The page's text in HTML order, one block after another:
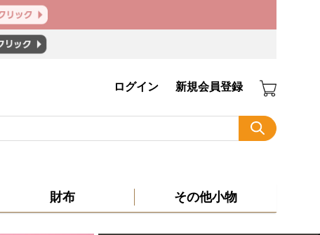
ログイン 新規会員登録
財布 その他小物